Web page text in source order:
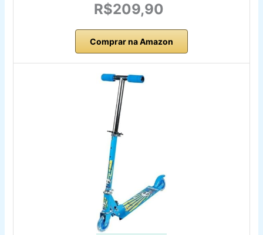
R$209,90
Comprar na Amazon